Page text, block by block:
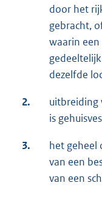
door het
gebracht,
waarin een
dezelfde
2.
uitbreiding
is
3.
het geheel
van een
van een